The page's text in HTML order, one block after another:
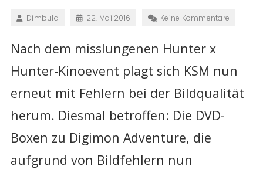
Dimbula 22. Mai 2016 Keine Kommentare
Nach dem misslungenen Hunter x
Hunter-Kinoevent plagt sich KSM nun
erneut mit Fehlern bei der Bildqualität
herum. Diesmal betroffen: Die DVD-
Boxen zu Digimon Adventure, die
aufgrund von Bildfehlern nun